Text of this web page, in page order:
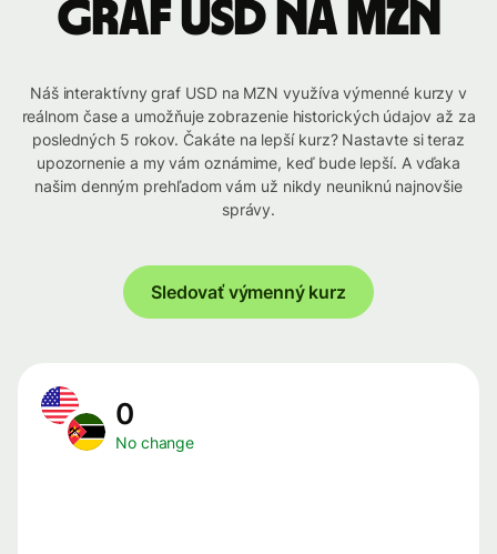
graf USD na MZN
Náš interaktívny graf USD na MZN využíva výmenné kurzy v
reálnom čase a umožňuje zobrazenie historických údajov až za
posledných 5 rokov. Čakáte na lepší kurz? Nastavte si teraz
upozornenie a my vám oznámime, keď bude lepší. A vďaka
našim denným prehľadom vám už nikdy neuniknú najnovšie
správy.
Sledovať výmenný kurz
0
No change